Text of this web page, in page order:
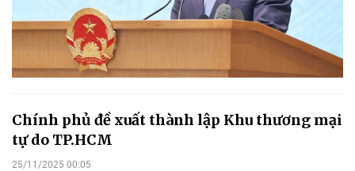
Chính phủ đề xuất thành lập Khu thương mại
tự do TP.HCM
25/11/2025 00:05